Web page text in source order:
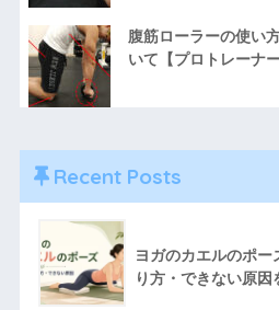
腹筋ローラーの使い
いて【プロトレーナー
Recent Posts
ヨガのカエルのポ
り方・できない原因